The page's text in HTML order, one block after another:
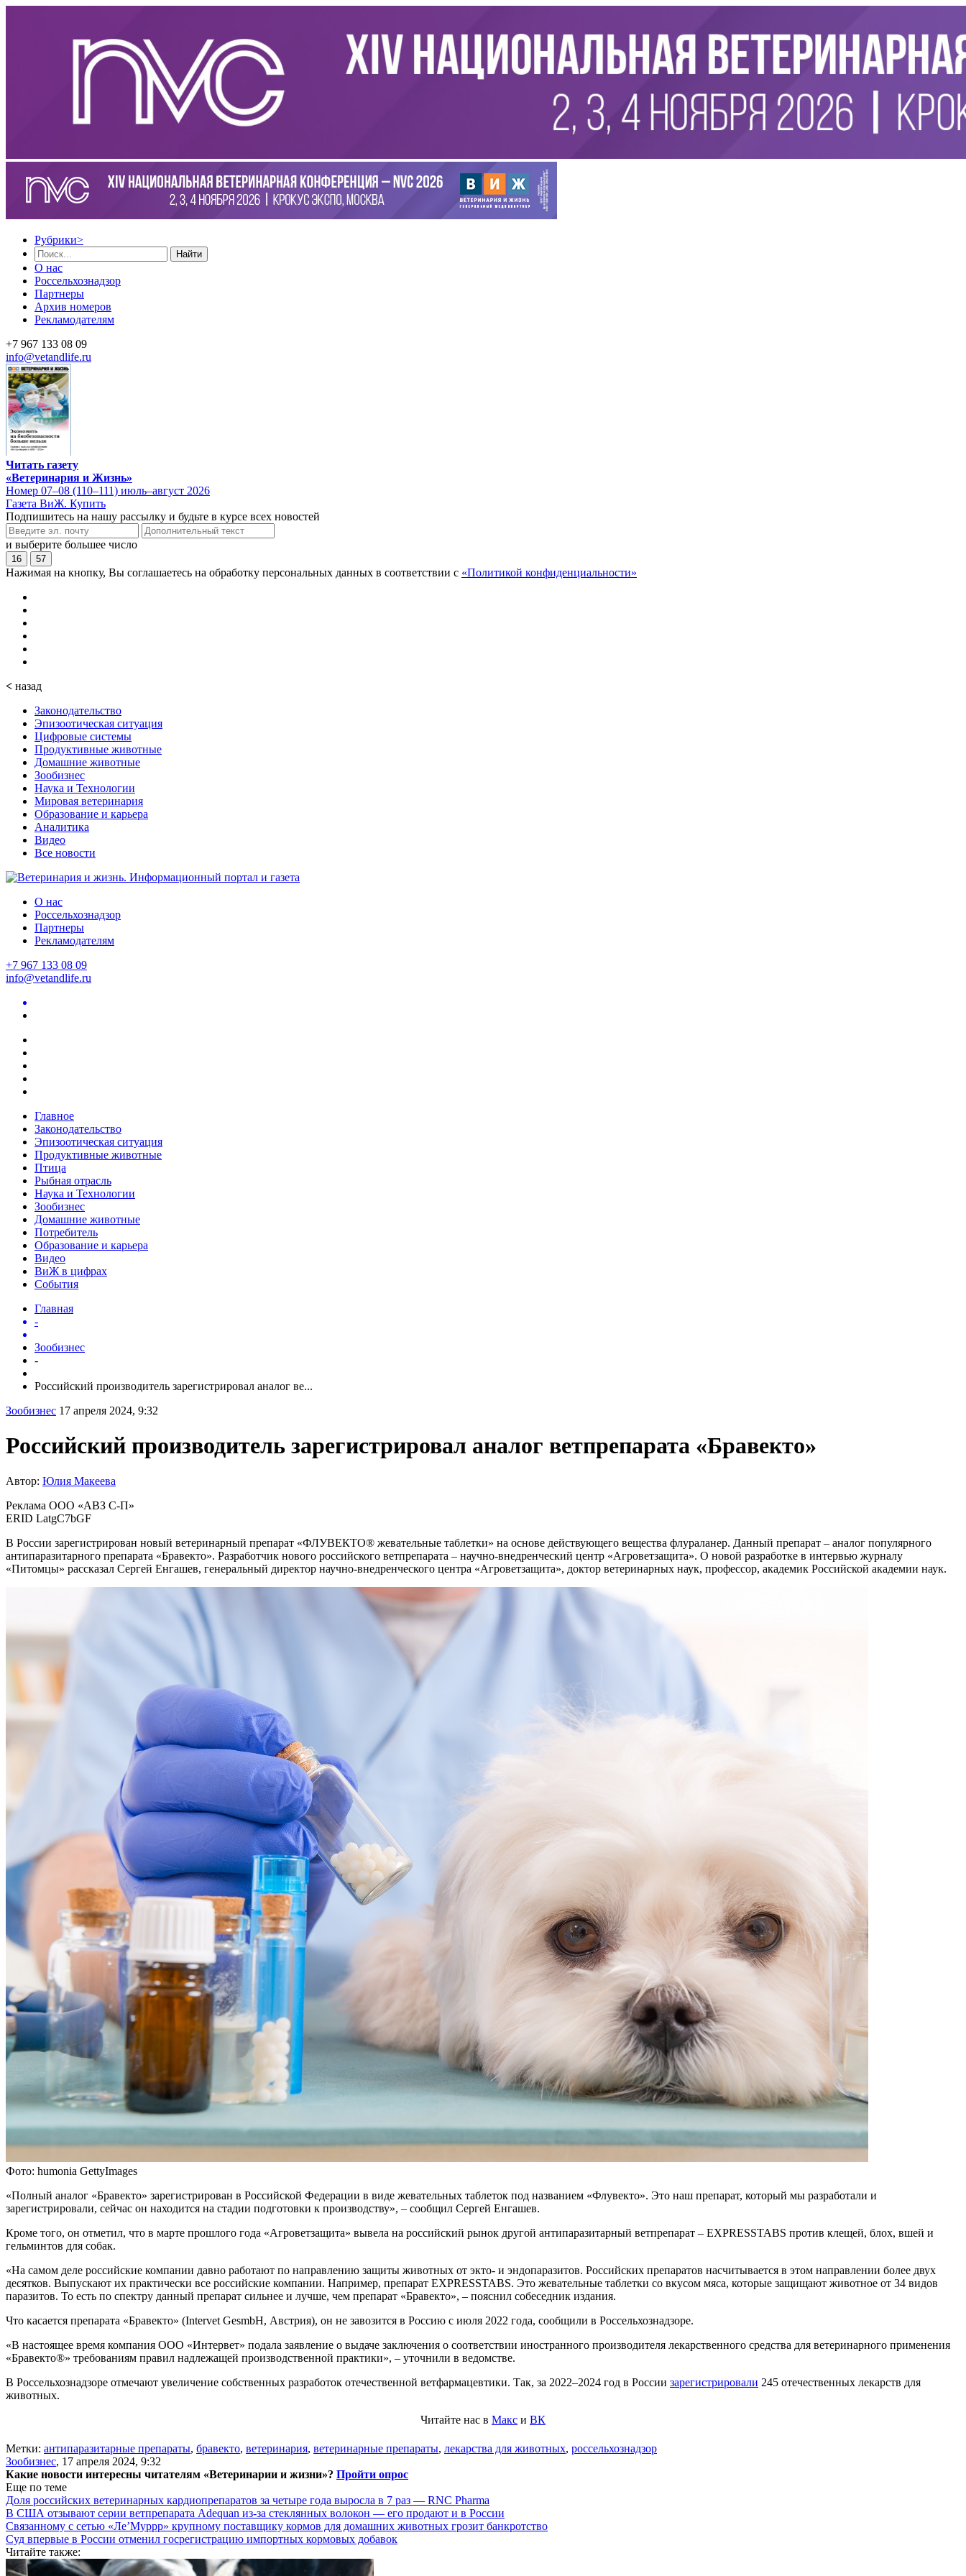
Рубрики>
Найти
О нас
Россельхознадзор
Партнеры
Архив номеров
Рекламодателям
+7 967 133 08 09
info@vetandlife.ru
Читать газету
«Ветеринария и Жизнь»
Номер 07–08 (110–111) июль–август 2026
Газета ВиЖ. Купить
Подпишитесь на нашу рассылку и будьте в курсе всех новостей
и выберите большее число
16 57
Нажимая на кнопку, Вы соглашаетесь на обработку персональных данных в соответствии с «Политикой конфиденциальности»
< назад
Законодательство
Эпизоотическая ситуация
Цифровые системы
Продуктивные животные
Домашние животные
Зообизнес
Наука и Технологии
Мировая ветеринария
Образование и карьера
Аналитика
Видео
Все новости
О нас
Россельхознадзор
Партнеры
Рекламодателям
+7 967 133 08 09
info@vetandlife.ru
Главное
Законодательство
Эпизоотическая ситуация
Продуктивные животные
Птица
Рыбная отрасль
Наука и Технологии
Зообизнес
Домашние животные
Потребитель
Образование и карьера
Видео
ВиЖ в цифрах
События
Главная
-
Зообизнес
-
Российский производитель зарегистрировал аналог ве...
Зообизнес 17 апреля 2024, 9:32
Российский производитель зарегистрировал аналог ветпрепарата «Бравекто»
Автор: Юлия Макеева
Реклама ООО «АВЗ С-П»
ERID LatgC7bGF
В России зарегистрирован новый ветеринарный препарат «ФЛУВЕКТО® жевательные таблетки» на основе действующего вещества флураланер. Данный препарат – аналог популярного
антипаразитарного препарата «Бравекто». Разработчик нового российского ветпрепарата – научно-внедренческий центр «Агроветзащита». О новой разработке в интервью журналу
«Питомцы» рассказал Сергей Енгашев, генеральный директор научно-внедренческого центра «Агроветзащита», доктор ветеринарных наук, профессор, академик Российской академии наук.
Фото: humonia GettyImages
«Полный аналог «Бравекто» зарегистрирован в Российской Федерации в виде жевательных таблеток под названием «Флувекто». Это наш препарат, который мы разработали и
зарегистрировали, сейчас он находится на стадии подготовки к производству», – сообщил Сергей Енгашев.
Кроме того, он отметил, что в марте прошлого года «Агроветзащита» вывела на российский рынок другой антипаразитарный ветпрепарат – EXPRESSTABS против клещей, блох, вшей и
гельминтов для собак.
«На самом деле российские компании давно работают по направлению защиты животных от экто- и эндопаразитов. Российских препаратов насчитывается в этом направлении более двух
десятков. Выпускают их практически все российские компании. Например, препарат EXPRESSTABS. Это жевательные таблетки со вкусом мяса, которые защищают животное от 34 видов
паразитов. То есть по спектру данный препарат сильнее и лучше, чем препарат «Бравекто», – пояснил собеседник издания.
Что касается препарата «Бравекто» (Intervet GesmbH, Австрия), он не завозится в Россию с июля 2022 года, сообщили в Россельхознадзоре.
«В настоящее время компания ООО «Интервет» подала заявление о выдаче заключения о соответствии иностранного производителя лекарственного средства для ветеринарного применения
«Бравекто®» требованиям правил надлежащей производственной практики», – уточнили в ведомстве.
В Россельхознадзоре отмечают увеличение собственных разработок отечественной ветфармацевтики. Так, за 2022–2024 год в России зарегистрировали 245 отечественных лекарств для
животных.
Читайте нас в Макс и ВК
Метки: антипаразитарные препараты, бравекто, ветеринария, ветеринарные препараты, лекарства для животных, россельхознадзор
Зообизнес, 17 апреля 2024, 9:32
Какие новости интересны читателям «Ветеринарии и жизни»? Пройти опрос
Еще по теме
Доля российских ветеринарных кардиопрепаратов за четыре года выросла в 7 раз — RNC Pharma
В США отзывают серии ветпрепарата Adequan из-за стеклянных волокон — его продают и в России
Связанному с сетью «Ле’Муррр» крупному поставщику кормов для домашних животных грозит банкротство
Суд впервые в России отменил госрегистрацию импортных кормовых добавок
Читайте также: